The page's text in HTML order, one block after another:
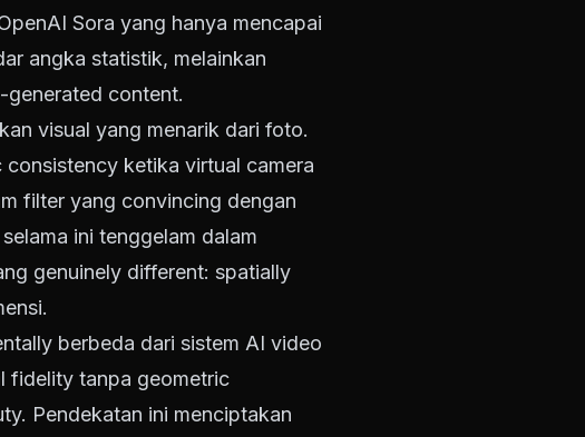
Sora yang hanya mencapai
angka statistik, melainkan
generated content.
visual yang menarik dari foto.
ketika virtual camera
filter yang convincing dengan
ini tenggelam dalam
genuinely different: spatially
berbeda dari sistem AI video
fidelity tanpa geometric
Pendekatan ini menciptakan